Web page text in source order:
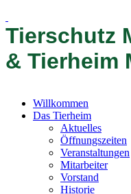
Tierschutz
& Tierheim
Willkommen
Das Tierheim
Aktuelles
Öffnungszeiten
Veranstaltungen
Mitarbeiter
Vorstand
Historie